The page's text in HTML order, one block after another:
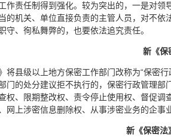
作责任制得到强化。较为突出的，一是对
的机关、单位直接负责的主管人员，对不
守、徇私舞弊的，也要依法追究责任。
新《保
将县级以上地方保密工作部门改称为“保密
门的处分建议拒不执行的，保密行政管理
权、限期整改权、责令停止使用权、督促
网上涉密信息删除权、从事涉密业务的企
新《保密法